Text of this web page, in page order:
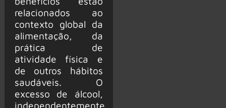
relacionados ao
contexto global da
alimentação, da
prática de
atividade física e
de outros hábitos
saudáveis. O
excesso de álcool,
independentemente